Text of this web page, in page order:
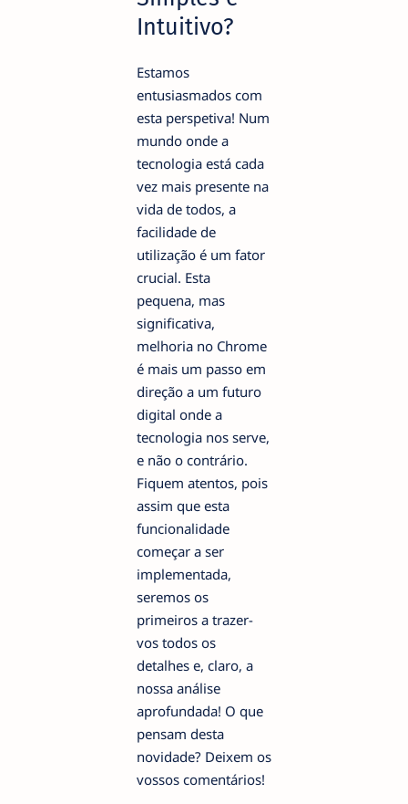
Intuitivo?
Estamos
entusiasmados com
esta perspetiva! Num
mundo onde a
tecnologia está cada
vez mais presente na
vida de todos, a
facilidade de
utilização é um fator
crucial. Esta
pequena, mas
significativa,
melhoria no Chrome
é mais um passo em
direção a um futuro
digital onde a
tecnologia nos serve,
e não o contrário.
Fiquem atentos, pois
assim que esta
funcionalidade
começar a ser
implementada,
seremos os
primeiros a trazer-
vos todos os
detalhes e, claro, a
nossa análise
aprofundada! O que
pensam desta
novidade? Deixem os
vossos comentários!